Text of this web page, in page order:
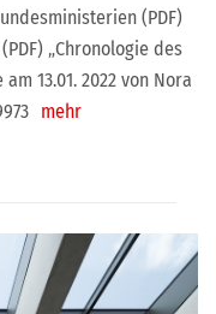
(PDF)
„Chronologie des
13.01. 2022 von Nora
mehr